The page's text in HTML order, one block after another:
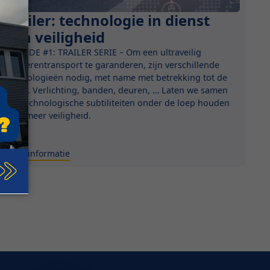
Innovatie
Trailer: technologie in dienst
van veiligheid
EPISODE #1: TRAILER SERIE – Om een ultraveilig
goederentransport te garanderen, zijn verschillende
technologieën nodig, met name met betrekking tot de
trailer. Verlichting, banden, deuren, … Laten we samen
alle technologische subtiliteiten onder de loep houden
voor meer veiligheid.
Meer informatie